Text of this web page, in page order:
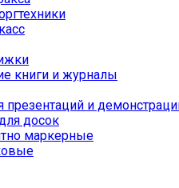
книги и журналы
презентаций и
досок
маркерные